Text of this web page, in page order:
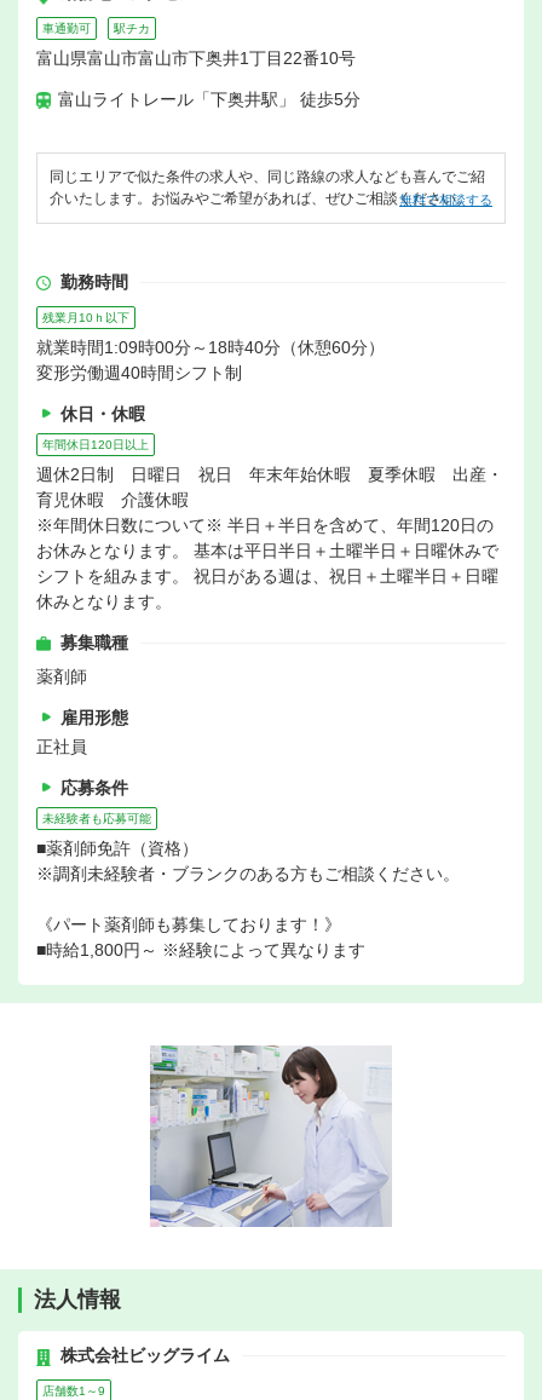
車通勤可 駅チカ
富山県富山市富山市下奥井1丁目22番10号
富山ライトレール「下奥井駅」 徒歩5分
同じエリアで似た条件の求人や、同じ路線の求人なども喜んでご紹
介いたします。お悩みやご希望があれば、ぜひご相談ください。
無料で相談する
勤務時間
残業月10ｈ以下
就業時間1:09時00分～18時40分（休憩60分）
変形労働週40時間シフト制
休日・休暇
年間休日120日以上
週休2日制 日曜日 祝日 年末年始休暇 夏季休暇 出産・
育児休暇 介護休暇
※年間休日数について※ 半日＋半日を含めて、年間120日の
お休みとなります。 基本は平日半日＋土曜半日＋日曜休みで
シフトを組みます。 祝日がある週は、祝日＋土曜半日＋日曜
休みとなります。
募集職種
薬剤師
雇用形態
正社員
応募条件
未経験者も応募可能
■薬剤師免許（資格）
※調剤未経験者・ブランクのある方もご相談ください。
《パート薬剤師も募集しております！》
■時給1,800円～ ※経験によって異なります
法人情報
株式会社ビッグライム
店舗数1～9